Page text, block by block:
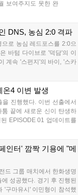
보여주지도 못한 완
규 감독과 '리헨즈'
DNS, 농심 2:0 격파
로 농심 레드포스를 2:0으
바텀 다이브로 '덕담'의 이
계속 '스펀지'의 바이, '스카
주도권을 계속 잘 굴렸다.
온4 이변 발생
진행했다. 이번 선출에서
끝에 새로운 신이 탄생하
EPISODE 01 업데이트를
해 추후 주신 및 절대신에
인터' 깜짝 기용에 "메
드 그룹 매치에서 한화생명
성공했다. 경기 후 진행된
'구마유시' 이민형이 참석했